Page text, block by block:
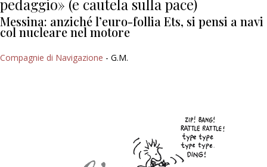
pedaggio» (e cautela sulla pace)
Messina: anziché l’euro-follia Ets, si pensi a navi
col nucleare nel motore
Compagnie di Navigazione - G.M.